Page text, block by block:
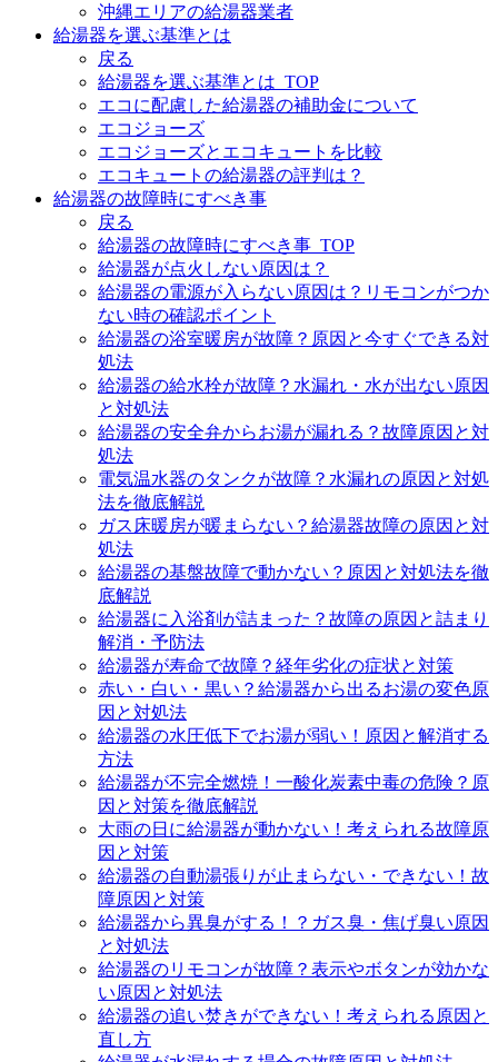
沖縄エリアの給湯器業者
給湯器を選ぶ基準とは
戻る
給湯器を選ぶ基準とは_TOP
エコに配慮した給湯器の補助金について
エコジョーズ
エコジョーズとエコキュートを比較
エコキュートの給湯器の評判は？
給湯器の故障時にすべき事
戻る
給湯器の故障時にすべき事_TOP
給湯器が点火しない原因は？
給湯器の電源が入らない原因は？リモコンがつか
ない時の確認ポイント
給湯器の浴室暖房が故障？原因と今すぐできる対
処法
給湯器の給水栓が故障？水漏れ・水が出ない原因
と対処法
給湯器の安全弁からお湯が漏れる？故障原因と対
処法
電気温水器のタンクが故障？水漏れの原因と対処
法を徹底解説
ガス床暖房が暖まらない？給湯器故障の原因と対
処法
給湯器の基盤故障で動かない？原因と対処法を徹
底解説
給湯器に入浴剤が詰まった？故障の原因と詰まり
解消・予防法
給湯器が寿命で故障？経年劣化の症状と対策
赤い・白い・黒い？給湯器から出るお湯の変色原
因と対処法
給湯器の水圧低下でお湯が弱い！原因と解消する
方法
給湯器が不完全燃焼！一酸化炭素中毒の危険？原
因と対策を徹底解説
大雨の日に給湯器が動かない！考えられる故障原
因と対策
給湯器の自動湯張りが止まらない・できない！故
障原因と対策
給湯器から異臭がする！？ガス臭・焦げ臭い原因
と対処法
給湯器のリモコンが故障？表示やボタンが効かな
い原因と対処法
給湯器の追い焚きができない！考えられる原因と
直し方